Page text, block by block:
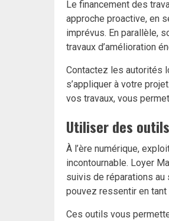
Le financement des
approche proactive, en
imprévus. En parallèle,
travaux d’amélioration
Contactez les autorités
s’appliquer à votre
vos travaux, vous
Utiliser des
À l’ère numérique,
incontournable. Loyer
suivis de réparations au
pouvez ressentir en tant
Ces outils vous